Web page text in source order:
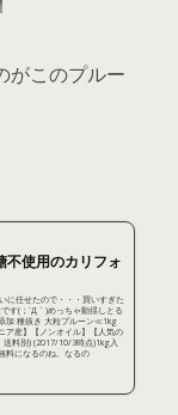
がこのプルー
使用のカリフォ
に任せたので・・・買いすぎた
す(；´Д｀)めっちゃ動揺しとる
加 種抜き 大粒プルーン≪1kg
ア産】【ノンオイル】【人気の
送料別) (2017/10/3時点)1kg入
料になるのね。なるの